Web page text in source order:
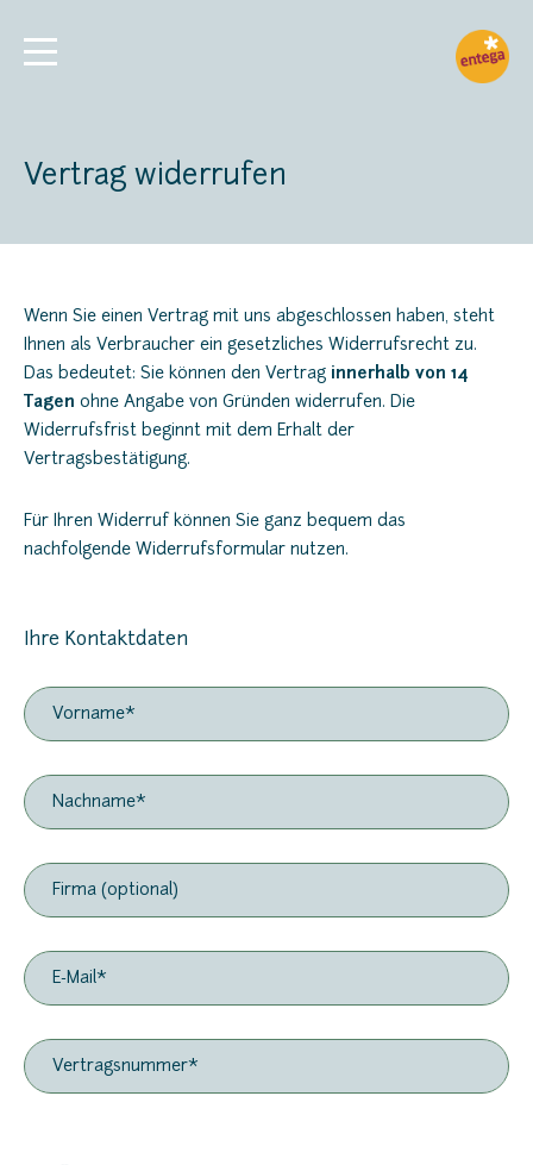
Vertrag widerrufen
Wenn Sie einen Vertrag mit uns abgeschlossen haben, steht
Ihnen als Verbraucher ein gesetzliches Widerrufsrecht zu.
Das bedeutet: Sie können den Vertrag innerhalb von 14
Tagen ohne Angabe von Gründen widerrufen. Die
Widerrufsfrist beginnt mit dem Erhalt der
Vertragsbestätigung.
Für Ihren Widerruf können Sie ganz bequem das
nachfolgende Widerrufsformular nutzen.
Ihre Kontaktdaten
Vorname
Nachname
Firma (optional)
E-Mail
Vertragsnummer